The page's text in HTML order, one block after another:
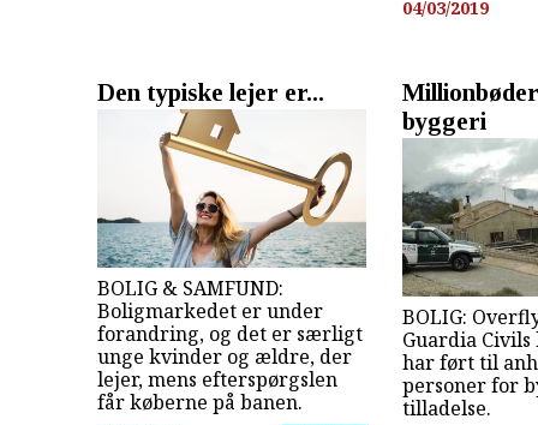
04/03/2019
Den typiske lejer er...
BOLIG & SAMFUND:
Boligmarkedet er under
forandring, og det er særligt
unge kvinder og ældre, der
lejer, mens efterspørgslen
får køberne på banen.
byggeri
BOLIG:
Guardia
har ført til
personer for
tilladelse.